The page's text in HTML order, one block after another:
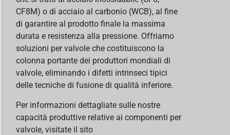
CF8M) o di acciaio al carbonio (WCB), al fine
di garantire al prodotto finale la massima
durata e resistenza alla pressione. Offriamo
soluzioni per valvole che costituiscono la
colonna portante dei produttori mondiali di
valvole, eliminando i difetti intrinseci tipici
delle tecniche di fusione di qualità inferiore.
Per informazioni dettagliate sulle nostre
capacità produttive relative ai componenti per
valvole, visitate il sito